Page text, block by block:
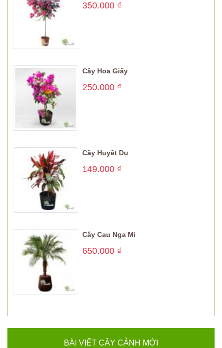
350.000 ₫
Cây Hoa Giấy
250.000 ₫
Cây Huyết Dụ
149.000 ₫
Cây Cau Nga Mi
650.000 ₫
BÀI VIẾT CÂY CẢNH MỚI